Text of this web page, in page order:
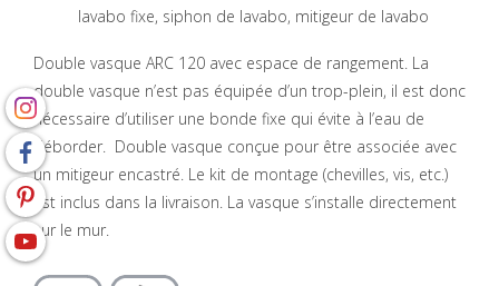
lavabo fixe, siphon de lavabo, mitigeur de lavabo
Double vasque ARC 120 avec espace de rangement. La
double vasque n’est pas équipée d’un trop-plein, il est donc
nécessaire d’utiliser une bonde fixe qui évite à l’eau de
déborder. Double vasque conçue pour être associée avec
un mitigeur encastré. Le kit de montage (chevilles, vis, etc.)
est inclus dans la livraison. La vasque s’installe directement
sur le mur.